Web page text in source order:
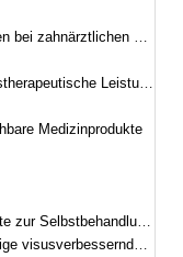
Leistungen
Leistungen
Medizinprodukte
sowie für Körperersatzstücke
Maßnahmen